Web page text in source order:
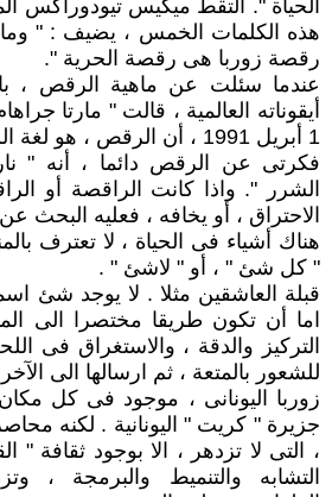
الحياة ". التقط ميكيس تيودوراكس
هذه الكلمات الخمس ، يضيف : " وما
رقصة زوربا هى رقصة الحرية ".
عندما سئلت عن ماهية الرقص ،
1 أبريل 1991 ، أن الرقص ، هو لغة الروح الخفية .
فكرتى عن الرقص دائما ، أنه "
الشرر ". واذا كانت الراقصة أو
الاحتراق ، أو يخافه ، فعليه البحث
هناك أشياء فى الحياة ، لا تعترف
" كل شئ " ، أو " لاشئ " .
قبلة العاشقين مثلا . لا يوجد شئ
اما أن تكون طريقا مختصرا الى
التركيز والدقة ، والاستغراق فى
للشعور بالمتعة ، ثم ارسالها الى
زوربا اليونانى ، موجود فى كل
جزيرة " كريت " اليونانية . لكنه
، التى لا تزدهر ، الا بوجود ثقافة "
التشابه والتنميط والبرمجة ،